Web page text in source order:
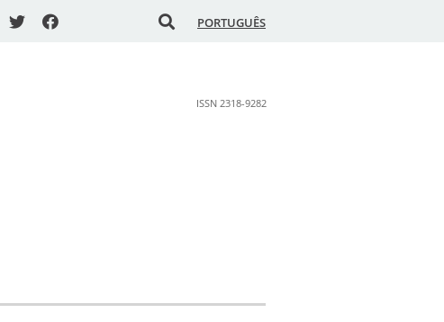
PORTUGUÊS
ISSN 2318-9282